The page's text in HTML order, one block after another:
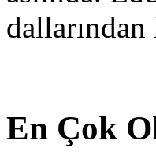
En Çok